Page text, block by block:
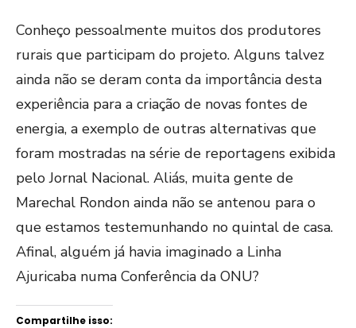
Conheço pessoalmente muitos dos produtores
rurais que participam do projeto. Alguns talvez
ainda não se deram conta da importância desta
experiência para a criação de novas fontes de
energia, a exemplo de outras alternativas que
foram mostradas na série de reportagens exibida
pelo Jornal Nacional. Aliás, muita gente de
Marechal Rondon ainda não se antenou para o
que estamos testemunhando no quintal de casa.
Afinal, alguém já havia imaginado a Linha
Ajuricaba numa Conferência da ONU?
Compartilhe isso: